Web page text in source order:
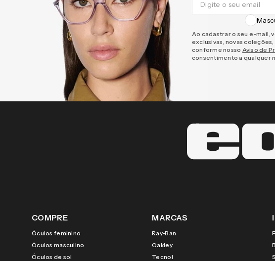
Ao cadastrar o seu e-mail,
exclusivas, novas
conforme nosso Aviso de
consentimento a qualquer
COMPRE
Óculos feminino
Óculos masculino
Óculos de sol
MARCAS
Ray-Ban
Oakley
Tecnol